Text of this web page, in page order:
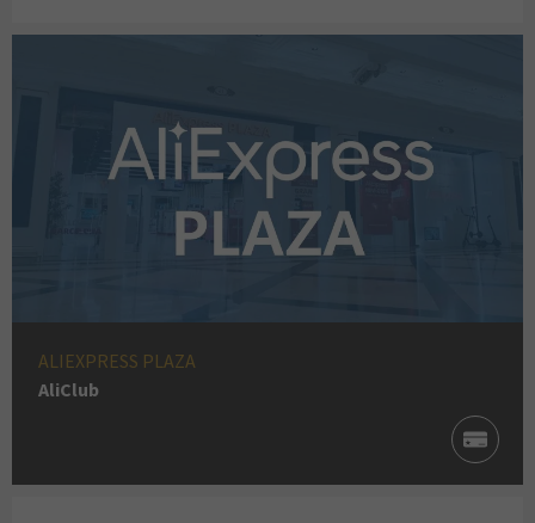
ALIEXPRESS PLAZA
AliClub